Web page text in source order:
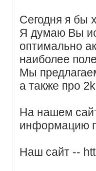
Сегодня я бы
Я думаю Вы
оптимально
наиболее
Мы
а также про
На нашем
информацию
Наш сайт --